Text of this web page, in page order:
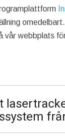
vår webbplats